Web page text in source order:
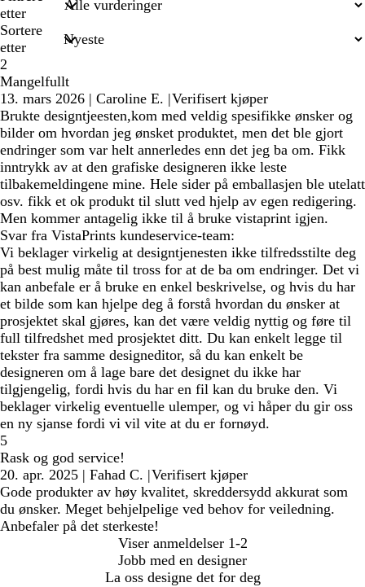
etter
Sortere
etter
2
Mangelfullt
13. mars 2026 | Caroline E. |Verifisert kjøper
Brukte designtjeesten,kom med veldig spesifikke ønsker og
bilder om hvordan jeg ønsket produktet, men det ble gjort
endringer som var helt annerledes enn det jeg ba om. Fikk
inntrykk av at den grafiske designeren ikke leste
tilbakemeldingene mine. Hele sider på emballasjen ble utelatt
osv. fikk et ok produkt til slutt ved hjelp av egen redigering.
Men kommer antagelig ikke til å bruke vistaprint igjen.
Svar fra VistaPrints kundeservice-team:
Vi beklager virkelig at designtjenesten ikke tilfredsstilte deg
på best mulig måte til tross for at de ba om endringer. Det vi
kan anbefale er å bruke en enkel beskrivelse, og hvis du har
et bilde som kan hjelpe deg å forstå hvordan du ønsker at
prosjektet skal gjøres, kan det være veldig nyttig og føre til
full tilfredshet med prosjektet ditt. Du kan enkelt legge til
tekster fra samme designeditor, så du kan enkelt be
designeren om å lage bare det designet du ikke har
tilgjengelig, fordi hvis du har en fil kan du bruke den. Vi
beklager virkelig eventuelle ulemper, og vi håper du gir oss
en ny sjanse fordi vi vil vite at du er fornøyd.
5
Rask og god service!
20. apr. 2025 | Fahad C. |Verifisert kjøper
Gode produkter av høy kvalitet, skreddersydd akkurat som
du ønsker. Meget behjelpelige ved behov for veiledning.
Anbefaler på det sterkeste!
Viser anmeldelser 1-2
Jobb med en designer
La oss designe det for deg